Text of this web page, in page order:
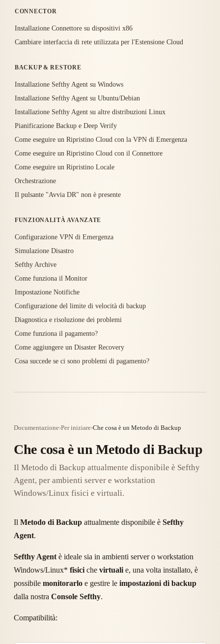
CONNECTOR
Installazione Connettore su dispositivi x86
Cambiare interfaccia di rete utilizzata per l'Estensione Cloud
BACKUP & RESTORE
Installazione Sefthy Agent su Windows
Installazione Sefthy Agent su Ubuntu/Debian
Installazione Sefthy Agent su altre distribuzioni Linux
Pianificazione Backup e Deep Verify
Come eseguire un Ripristino Cloud con la VPN di Emergenza
Come eseguire un Ripristino Cloud con il Connettore
Come eseguire un Ripristino Locale
Orchestrazione
Il pulsante "Avvia DR" non è presente
FUNZIONALITÀ AVANZATE
Configurazione VPN di Emergenza
Simulazione Disastro
Sefthy Archive
Come funziona il Monitor
Impostazione Notifiche
Configurazione del limite di velocità di backup
Diagnostica e risoluzione dei problemi
Come funziona il pagamento?
Come aggiungere un Disaster Recovery
Cosa succede se ci sono problemi di pagamento?
Documentazione›Per iniziare›Che cosa è un Metodo di Backup
Che cosa è un Metodo di Backup
Il Metodo di Backup attualmente disponibile è Sefthy
Agent, per ambienti server e workstation
Windows/Linux fisici e virtuali.
Il Metodo di Backup attualmente disponibile è Sefthy
Agent.
Sefthy Agent è ideale sia in ambienti server o workstation
Windows/Linux* fisici che virtuali e, una volta installato, è
possibile monitorarlo e gestire le impostazioni di backup
dalla nostra Console Sefthy.
Compatibilità: